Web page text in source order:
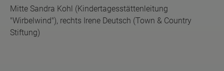
Mitte Sandra Kohl (Kindertagesstättenleitung
"Wirbelwind"), rechts Irene Deutsch (Town & Country
Stiftung)